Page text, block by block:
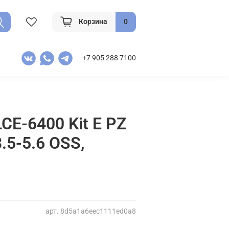
Корзина 0
+7 905 288 7100
арт. 8d5a1a6eec1111ed0a8
6400 Kit E PZ
5.6 OSS,